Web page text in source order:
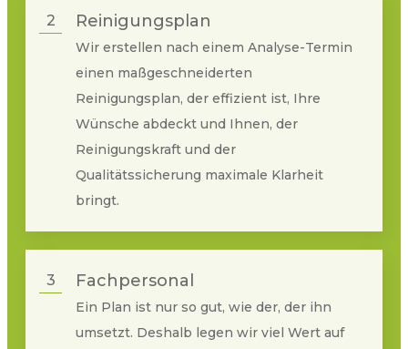
2 Reinigungsplan
Wir erstellen nach einem Analyse-Termin
einen maßgeschneiderten
Reinigungsplan, der effizient ist, Ihre
Wünsche abdeckt und Ihnen, der
Reinigungskraft und der
Qualitätssicherung maximale Klarheit
bringt.
3 Fachpersonal
Ein Plan ist nur so gut, wie der, der ihn
umsetzt. Deshalb legen wir viel Wert auf